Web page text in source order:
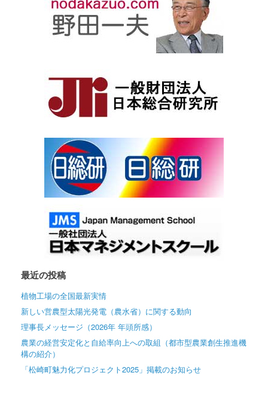
最近の投稿
植物工場の全国最新実情
新しい営農型太陽光発電（農水省）に関する動向
理事長メッセージ（2026年 年頭所感）
農業の経営安定化と自給率向上への取組（都市型農業創生推進機
構の紹介）
「松崎町魅力化プロジェクト2025」掲載のお知らせ